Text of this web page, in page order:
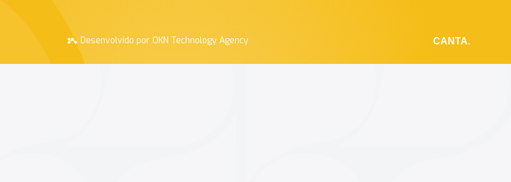
Desenvolvido por OKN Technology Agency CANTA.